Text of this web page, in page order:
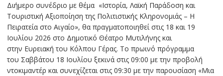
Διήμερο συνέδριο με θέμα «Ιστορία, Λαϊκή Παράδοση και
Τουριστική Αξιοποίηση της Πολιτιστικής Κληρονομιάς – Η
Πειρατεία στο Αιγαίο», θα πραγματοποιηθεί στις 18 και 19
Ιουλίου 2026 στο Δημοτικό Θέατρο Μυτιλήνης και
στην Ευρειακή του Κόλπου Γέρας. Το πρωινό πρόγραμμα
του Σαββάτου 18 Ιουλίου ξεκινά στις 09:00 με την προβολή
ντοκιμαντέρ και συνεχίζεται στις 09:30 με την παρουσίαση «Μια